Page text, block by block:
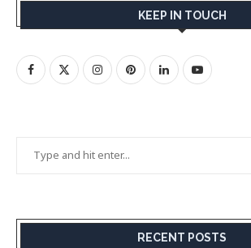
KEEP IN TOUCH
RECENT POSTS